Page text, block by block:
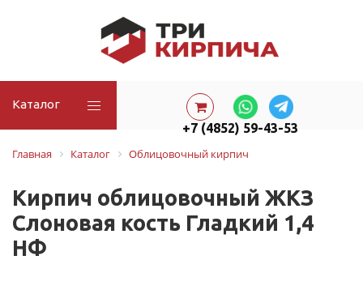
Каталог
+7 (4852) 59-43-53
Главная
Каталог Облицовочный кирпич
Кирпич облицовочный ЖКЗ
Слоновая кость Гладкий 1,4
НФ